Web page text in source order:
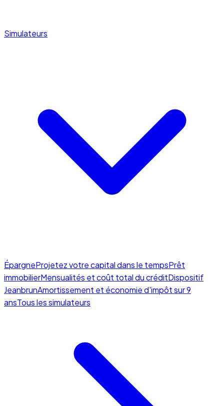
Simulateurs
ÉpargneProjetez votre capital dans le tempsPrêt
immobilierMensualités et coût total du créditDispositif
JeanbrunAmortissement et économie d'impôt sur 9
ansTous les simulateurs